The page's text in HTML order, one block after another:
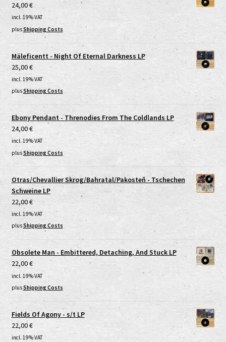
24,00€
incl. 19% VAT
plusShipping Costs
Mäleficentt - Night Of Eternal Darkness LP
25,00€
incl. 19% VAT
plusShipping Costs
Ebony Pendant - Threnodies From The Coldlands LP
24,00€
incl. 19% VAT
plusShipping Costs
Otras/Chevallier Skrog/Bahratal/Pakosteň - Tschechen
Schweine LP
22,00€
incl. 19% VAT
plusShipping Costs
Obsolete Man - Embittered, Detaching, And Stuck LP
22,00€
incl. 19% VAT
plusShipping Costs
Fields Of Agony - s/t LP
22,00€
incl. 19% VAT